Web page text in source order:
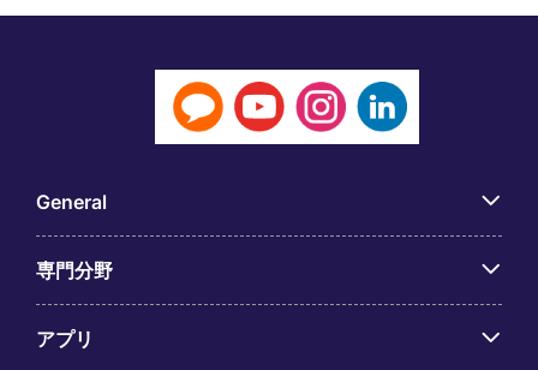
General
専門分野
アプリ